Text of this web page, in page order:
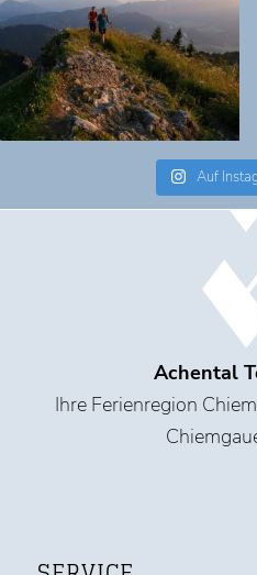
Auf
Achental
Ihre Ferienregion